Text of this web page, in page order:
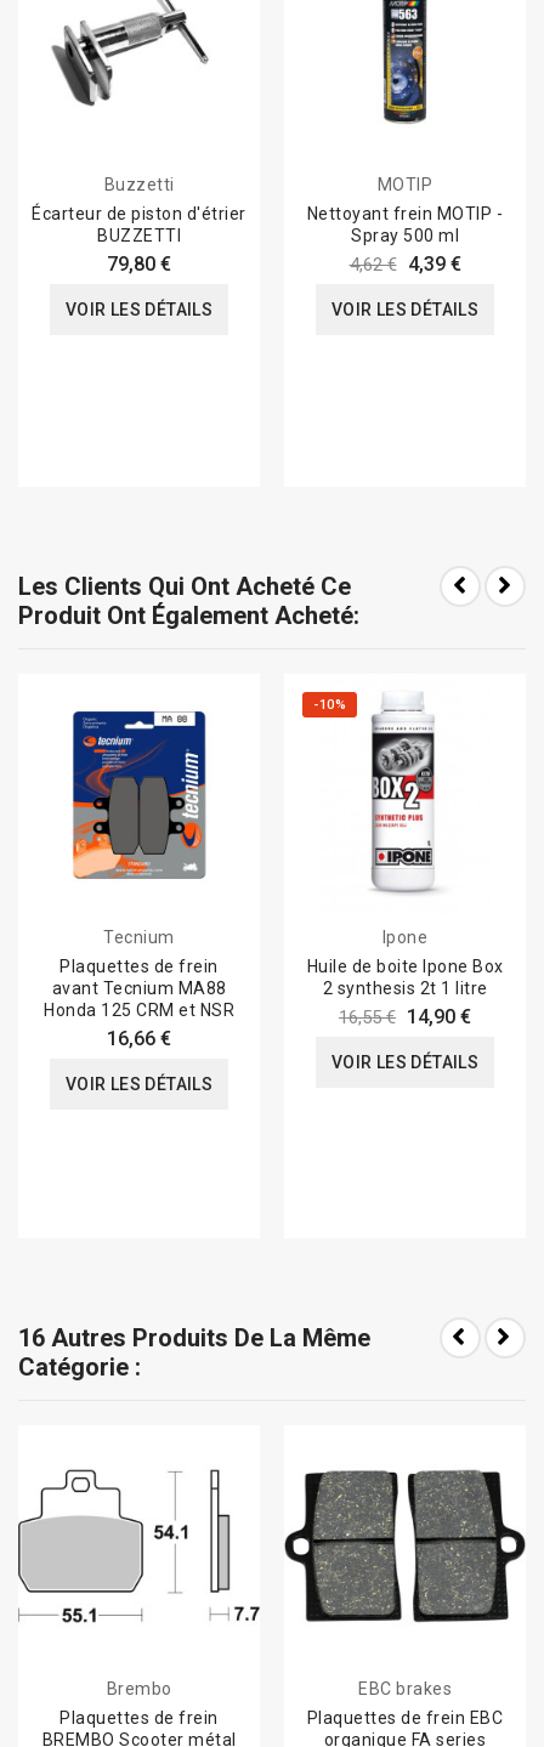
Buzzetti
Écarteur de piston d'étrier
BUZZETTI
79,80 €
VOIR LES DÉTAILS
MOTIP
Nettoyant frein MOTIP -
Spray 500 ml
4,62 € 4,39 €
VOIR LES DÉTAILS
Les Clients Qui Ont Acheté Ce
Produit Ont Également Acheté:
Tecnium
Plaquettes de frein
avant Tecnium MA88
Honda 125 CRM et NSR
16,66 €
VOIR LES DÉTAILS
-10%
Ipone
Huile de boite Ipone Box
2 synthesis 2t 1 litre
16,55 € 14,90 €
VOIR LES DÉTAILS
16 Autres Produits De La Même
Catégorie :
Brembo
Plaquettes de frein
BREMBO Scooter métal
EBC brakes
Plaquettes de frein EBC
organique FA series